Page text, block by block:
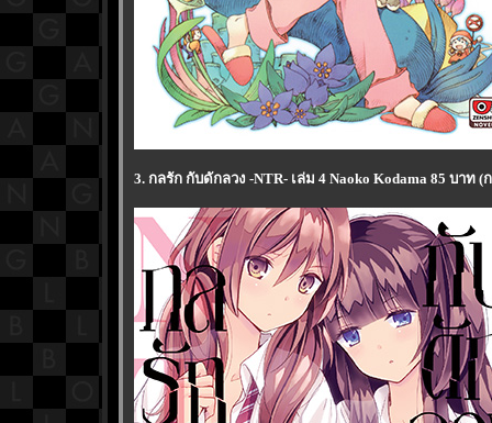
3. กลรัก กับดักลวง -NTR- เล่ม 4 Naoko Kodama 85 บาท (